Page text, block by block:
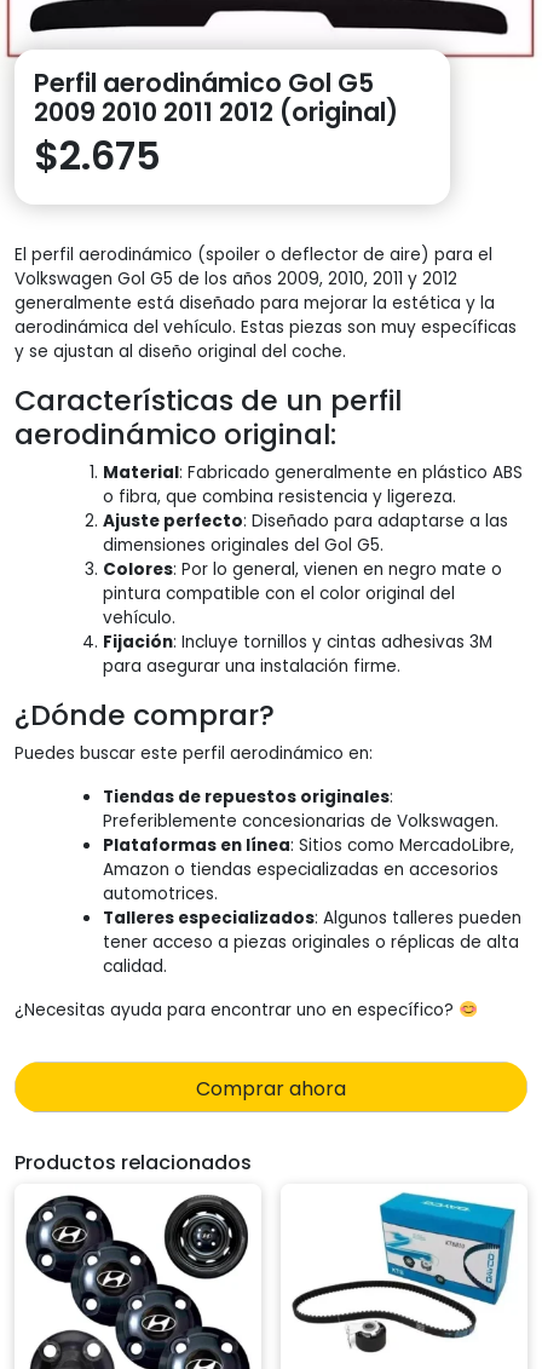
Perfil aerodinámico Gol G5
2009 2010 2011 2012 (original)
$2.675
El perfil aerodinámico (spoiler o deflector de aire) para el
Volkswagen Gol G5 de los años 2009, 2010, 2011 y 2012
generalmente está diseñado para mejorar la estética y la
aerodinámica del vehículo. Estas piezas son muy específicas
y se ajustan al diseño original del coche.
Características de un perfil
aerodinámico original:
Material: Fabricado generalmente en plástico ABS
o fibra, que combina resistencia y ligereza.
Ajuste perfecto: Diseñado para adaptarse a las
dimensiones originales del Gol G5.
Colores: Por lo general, vienen en negro mate o
pintura compatible con el color original del
vehículo.
Fijación: Incluye tornillos y cintas adhesivas 3M
para asegurar una instalación firme.
¿Dónde comprar?
Puedes buscar este perfil aerodinámico en:
Tiendas de repuestos originales:
Preferiblemente concesionarias de Volkswagen.
Plataformas en línea: Sitios como MercadoLibre,
Amazon o tiendas especializadas en accesorios
automotrices.
Talleres especializados: Algunos talleres pueden
tener acceso a piezas originales o réplicas de alta
calidad.
¿Necesitas ayuda para encontrar uno en específico?
Comprar ahora
Productos relacionados